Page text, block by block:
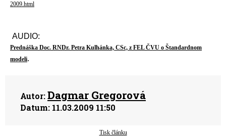
2009.html
AUDIO:
Prednáška Doc. RNDr. Petra Kulhánka, CSc, z FEL ČVU o Štandardnom
modeli.
Autor:Dagmar Gregorová
Datum: 11.03.2009 11:50
Tisk článku